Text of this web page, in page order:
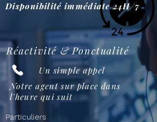
Disponibilité immédiate 24H/7
Réactivité & Ponctualité
Un simple appel
Notre agent sur place dans
l'heure qui suit
Particuliers